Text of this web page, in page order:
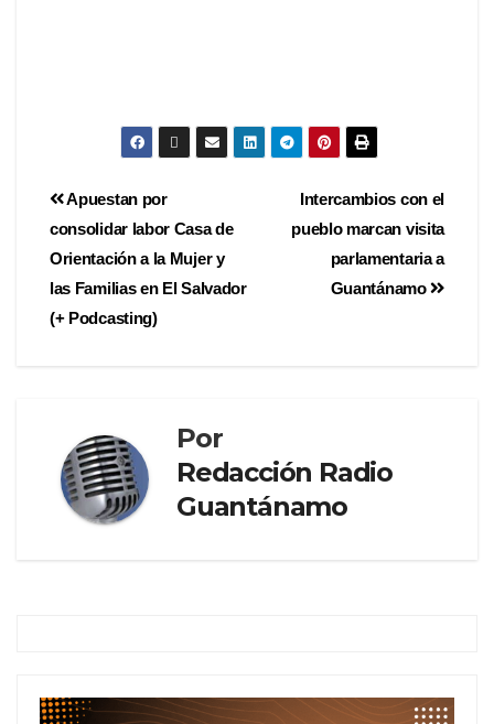
Intercambios con el
pueblo marcan visita
parlamentaria a
Guantánamo
Apuestan por
consolidar labor Casa de
Orientación a la Mujer y
las Familias en El Salvador
(+ Podcasting)
Por
Redacción Radio
Guantánamo